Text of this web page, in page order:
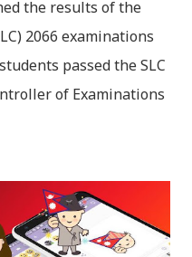
the results of the
2066 examinations
passed the SLC
of Examinations
‘symbol number’.
SLC this year. And
with marks then, you